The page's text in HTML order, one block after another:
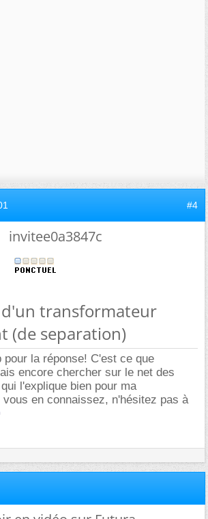
#4
invitee0a3847c
d'un transformateur
(de separation)
pour la réponse! C'est ce que
encore chercher sur le net des
l'explique bien pour ma
vous en connaissez, n'hésitez pas à